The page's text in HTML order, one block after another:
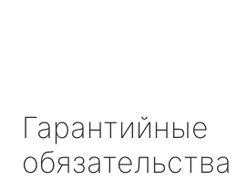
Гарантийные
обязательства